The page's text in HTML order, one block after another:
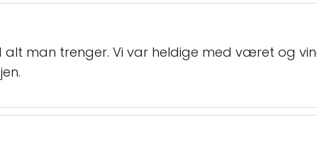
alt man trenger. Vi var heldige med været og